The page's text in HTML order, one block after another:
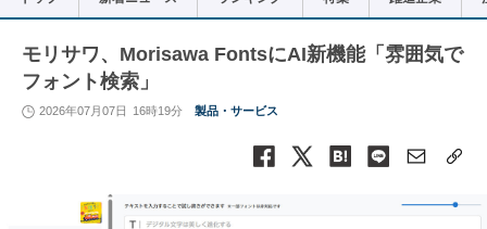
モリサワ、Morisawa FontsにAI新機能「雰囲気で
フォント検索」
2026年07月07日 16時19分 製品・サービス